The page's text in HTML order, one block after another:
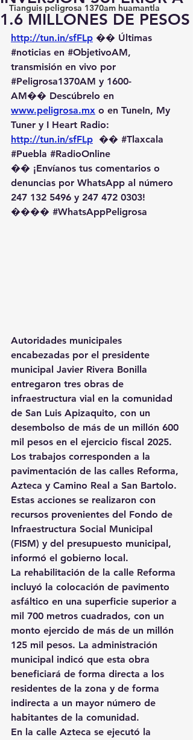
Tianguis peligrosa 1370am huamantla
1.6 MILLONES DE PESOS
http://tun.in/sfFLp �� Últimas
#noticias en #ObjetivoAM,
transmisión en vivo por
#Peligrosa1370AM y 1600-
AM��️ Descúbrelo en
www.peligrosa.mx o en TuneIn, My
Tuner y I Heart Radio:
http://tun.in/sfFLp �� #Tlaxcala
#Puebla #RadioOnline
�� ¡Envíanos tus comentarios o
denuncias por WhatsApp al número
247 132 5496 y 247 472 0303!
��️�� #WhatsAppPeligrosa
Autoridades municipales
encabezadas por el presidente
municipal Javier Rivera Bonilla
entregaron tres obras de
infraestructura vial en la comunidad
de San Luis Apizaquito, con un
desembolso de más de un millón 600
mil pesos en el ejercicio fiscal 2025.
Los trabajos corresponden a la
pavimentación de las calles Reforma,
Azteca y Camino Real a San Bartolo.
Estas acciones se realizaron con
recursos provenientes del Fondo de
Infraestructura Social Municipal
(FISM) y del presupuesto municipal,
informó el gobierno local.
La rehabilitación de la calle Reforma
incluyó la colocación de pavimento
asfáltico en una superficie superior a
mil 700 metros cuadrados, con un
monto ejercido de más de un millón
125 mil pesos. La administración
municipal indicó que esta obra
beneficiará de forma directa a los
residentes de la zona y de forma
indirecta a un mayor número de
habitantes de la comunidad.
En la calle Azteca se ejecutó la